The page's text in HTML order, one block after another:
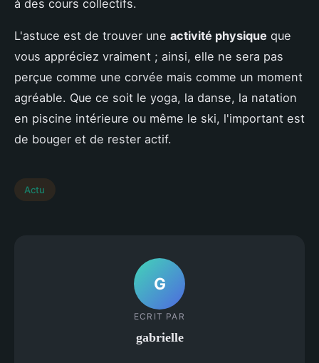
à des cours collectifs.
L'astuce est de trouver une activité physique que
vous appréciez vraiment ; ainsi, elle ne sera pas
perçue comme une corvée mais comme un moment
agréable. Que ce soit le yoga, la danse, la natation
en piscine intérieure ou même le ski, l'important est
de bouger et de rester actif.
Actu
G
ECRIT PAR
gabrielle